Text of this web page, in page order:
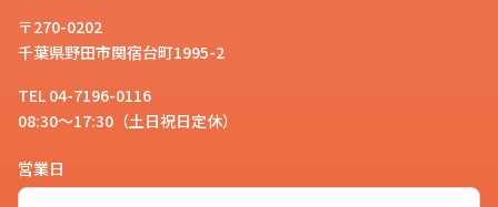
っております。
〒270-0202
千葉県野田市関宿台町1995-2
TEL 04-7196-0116
08:30～17:30（土日祝日定休）
営業日